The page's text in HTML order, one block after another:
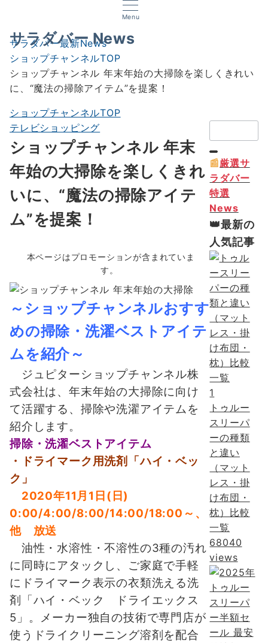
Menu
サラダバー News
サラダバー最新News
ショップチャンネルTOP
ショップチャンネル 年末年始の大掃除を楽しくきれい
に、“魔法の掃除アイテム”を提案！
ショップチャンネルTOP
テレビショッピング
ショップチャンネル 年末
年始の大掃除を楽しくきれ
いに、“魔法の掃除アイテ
ム”を提案！
本ページはプロモーションが含まれていま
す。
～ショップチャンネルおすす
めの掃除・洗濯ベストアイテ
ムを紹介～
ジュピターショップチャンネル株
式会社は、年末年始の大掃除に向け
て活躍する、掃除や洗濯アイテムを
紹介します。
掃除・洗濯ベストアイテム
・ドライマーク用洗剤「ハイ・ベッ
ク」
2020年11月1日(日)
0:00/4:00/8:00/14:00/18:00～、
他 放送
油性・水溶性・不溶性の3種の汚れ
に同時にアタックし、ご家庭で手軽
にドライマーク表示の衣類洗える洗
剤「ハイ・ベック ドライエックス
5」。メーカー独自の技術で専門店が
使うドライクリーニング溶剤を配合
索：
📰厳選サ
ラダバー
特選
News
👑最新の
人気記事
1
トゥルー
スリーパ
ーの種類
と違い
（マット
レス・掛
け布団・
枕）比較
一覧
68040
views